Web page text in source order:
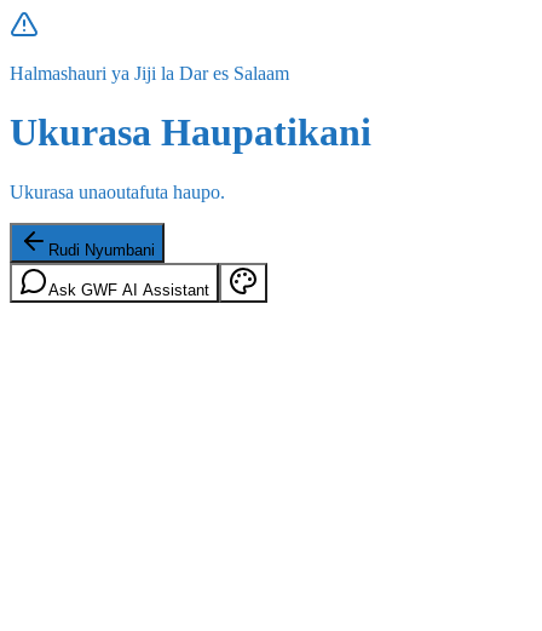
Halmashauri ya Jiji la Dar es Salaam
Ukurasa Haupatikani
Ukurasa unaoutafuta haupo.
Rudi Nyumbani
Ask GWF AI Assistant